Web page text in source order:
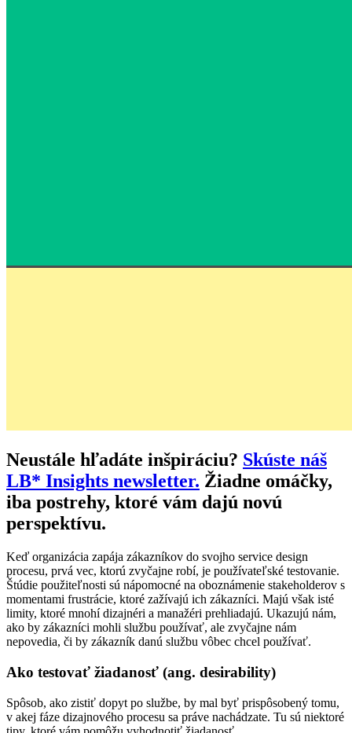
Neustále hľadáte inšpiráciu? Skúste náš
LB* Insights newsletter. Žiadne omáčky,
iba postrehy, ktoré vám dajú novú
perspektívu.
Keď organizácia zapája zákazníkov do svojho service design
procesu, prvá vec, ktorú zvyčajne robí, je používateľské testovanie.
Štúdie použiteľnosti sú nápomocné na oboznámenie stakeholderov s
momentami frustrácie, ktoré zažívajú ich zákazníci. Majú však isté
limity, ktoré mnohí dizajnéri a manažéri prehliadajú. Ukazujú nám,
ako by zákazníci mohli službu používať, ale zvyčajne nám
nepovedia, či by zákazník danú službu vôbec chcel používať.
Ako testovať žiadanosť (ang. desirability)
Spôsob, ako zistiť dopyt po službe, by mal byť prispôsobený tomu,
v akej fáze dizajnového procesu sa práve nachádzate. Tu sú niektoré